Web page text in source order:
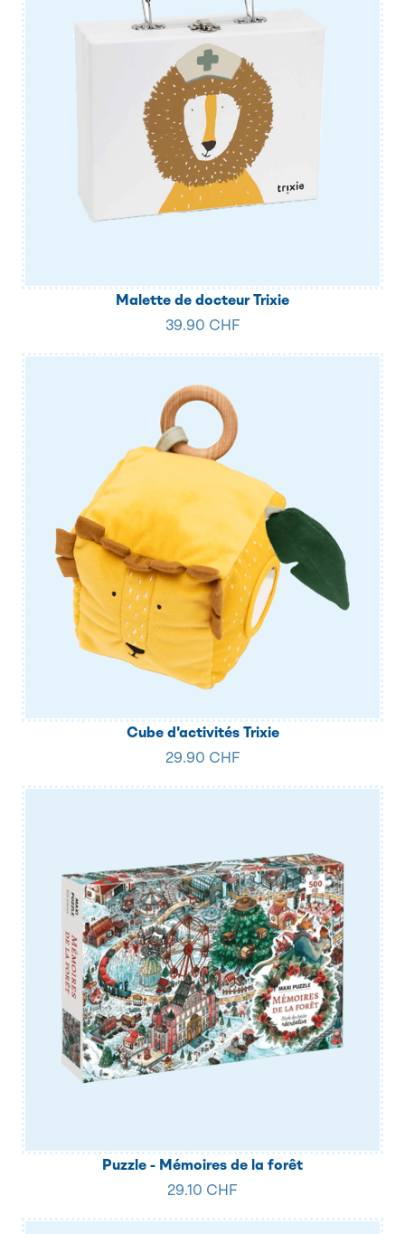
Malette de docteur Trixie
39.90 CHF
Cube d'activités Trixie
29.90 CHF
Puzzle - Mémoires de la forêt
29.10 CHF